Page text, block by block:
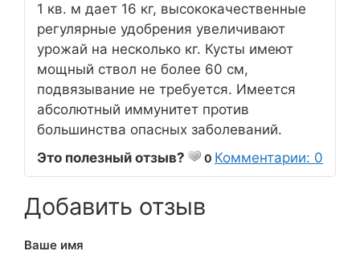
1 кв. м дает 16 кг, высококачественные
регулярные удобрения увеличивают
урожай на несколько кг. Кусты имеют
мощный ствол не более 60 см,
подвязывание не требуется. Имеется
абсолютный иммунитет против
большинства опасных заболеваний.
Это полезный отзыв?
0 Комментарии: 0
Добавить отзыв
Ваше имя